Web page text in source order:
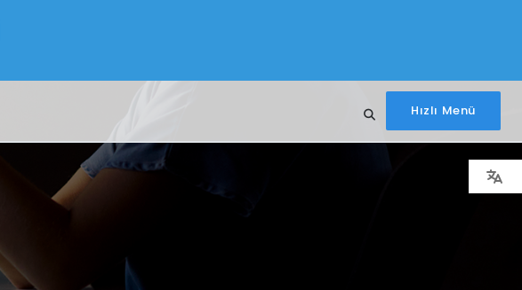
Hızlı Menü